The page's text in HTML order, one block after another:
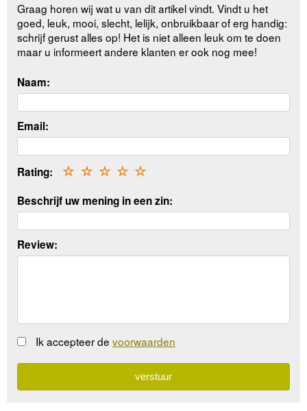
Graag horen wij wat u van dit artikel vindt. Vindt u het
goed, leuk, mooi, slecht, lelijk, onbruikbaar of erg handig:
schrijf gerust alles op! Het is niet alleen leuk om te doen
maar u informeert andere klanten er ook nog mee!
Naam:
Email:
Rating: ☆
☆
☆
☆
☆
Beschrijf uw mening in een zin:
Review:
Ik accepteer de voorwaarden